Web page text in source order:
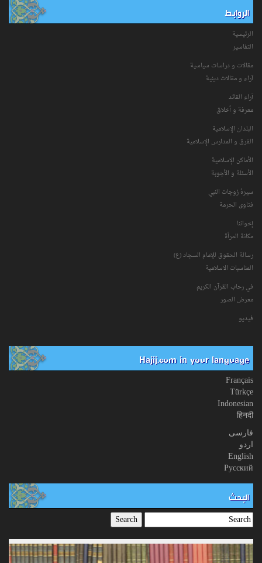
الروابط
الرئيسية
التفاسیر
مقالات و دراسات سياسية
آراء و مقالات دينية
آراء القائد
معرفة و أخلاق
البلدان الإسلامية
الفرق و المدارس الإسلامية
الأماكن الإسلامية
الأسئلة و الأجوبة
سیرۀ زوجات النبي
فتاوی الحرمة
إخواننا
مكانة‌ المرأة
رسالة الحقوق للإمام السجاد (ع)
المناسبات الاسلامیة
في رحاب القرآن الکریم
معرض الصور
فیدیو
Hajij.com in your language
Français
Türkçe
Indonesian
हिनदी
فارسی
اردو
English
Русский
البحث